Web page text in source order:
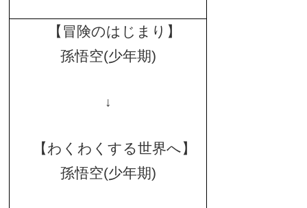
【冒険のはじまり】
孫悟空(少年期)
↓
【わくわくする世界へ】
孫悟空(少年期)